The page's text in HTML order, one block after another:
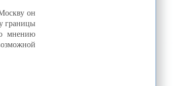
он
границы
мнению